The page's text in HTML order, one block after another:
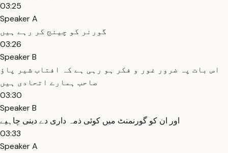
03:25
Speaker A
گورنر کو چینج کر رہے ہیں
03:26
Speaker B
اس بات پہ ضرور غور و فکر ہو رہی ہے کہ افتاب شیر پاؤ
صاحب ہمارے اتحادی ہیں
03:30
Speaker B
اور ان کو گورنمنٹ میں کوئی ذمہ داری دے دینی چاہیے
03:33
Speaker A